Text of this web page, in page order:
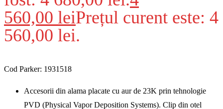
560,00 leiPrețul curent este: 4
560,00 lei.
Cod Parker: 1931518
Accesorii din alama placate cu aur de 23K prin tehnologie
PVD (Physical Vapor Deposition Systems). Clip din otel